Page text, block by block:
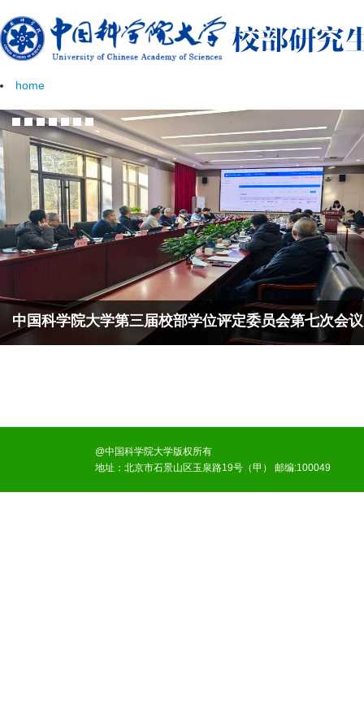
home
员会第七次会议 中国科学院大学第三届校部学位
@中国科学院大学版权所有
地址：北京市石景山区玉泉路19号（甲） 邮编:100049